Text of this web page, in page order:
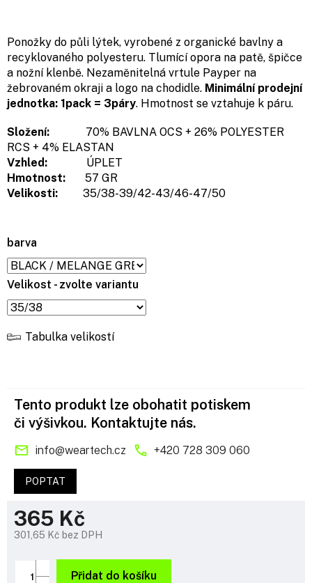
barva
Velikost - zvolte variantu
Tabulka velikostí
Ponožky do půli lýtek, vyrobené z organické bavlny a
recyklovaného polyesteru. Tlumící opora na patě, špičce
a nožní klenbě. Nezaměnitelná vrtule Payper na
žebrovaném okraji a logo na chodidle. Minimální prodejní
jednotka: 1pack = 3páry. Hmotnost se vztahuje k páru.
Složení:
70% BAVLNA OCS + 26% POLYESTER
RCS + 4% ELASTAN
Vzhled:
ÚPLET
Hmotnost:
57 GR
Velikosti:
35/38-39/42-43/46-47/50
365 Kč
301,65 Kč bez DPH
cena:
Přidat do košíku
Tento produkt lze obohatit potiskem
či výšivkou. Kontaktujte nás.
info@weartech.cz +420 728 309 060
POPTAT